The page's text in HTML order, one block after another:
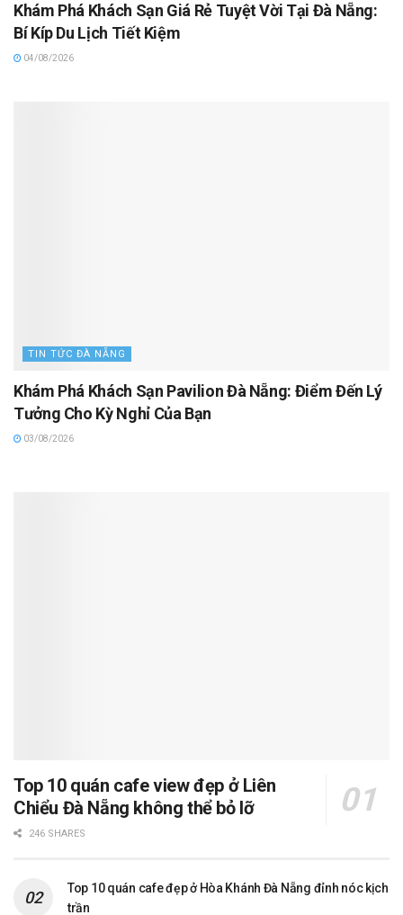
Khám Phá Khách Sạn Giá Rẻ Tuyệt Vời Tại Đà Nẵng:
Bí Kíp Du Lịch Tiết Kiệm
04/08/2026
TIN TỨC ĐÀ NẴNG
Khám Phá Khách Sạn Pavilion Đà Nẵng: Điểm Đến Lý
Tưởng Cho Kỳ Nghỉ Của Bạn
03/08/2026
Top 10 quán cafe view đẹp ở Liên
Chiểu Đà Nẵng không thể bỏ lỡ
246 SHARES
Top 10 quán cafe đẹp ở Hòa Khánh Đà Nẵng đỉnh nóc kịch
trần